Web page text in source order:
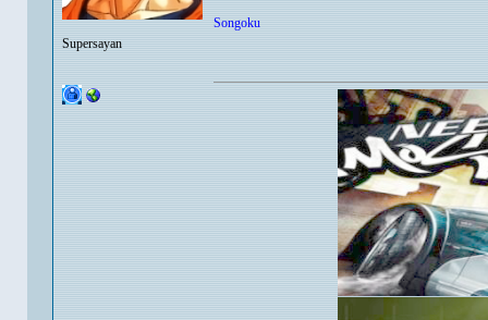
Supersayan
Songoku